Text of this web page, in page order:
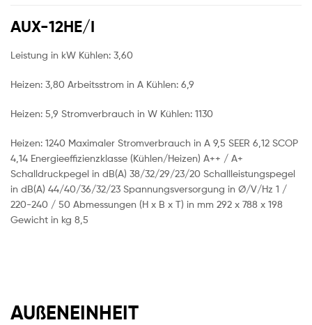
AUX-12HE/I
Leistung in kW Kühlen: 3,60
Heizen: 3,80 Arbeitsstrom in A Kühlen: 6,9
Heizen: 5,9 Stromverbrauch in W Kühlen: 1130
Heizen: 1240 Maximaler Stromverbrauch in A 9,5 SEER 6,12 SCOP
4,14 Energieeffizienzklasse (Kühlen/Heizen) A++ / A+
Schalldruckpegel in dB(A) 38/32/29/23/20 Schallleistungspegel
in dB(A) 44/40/36/32/23 Spannungsversorgung in Ø/V/Hz 1 /
220-240 / 50 Abmessungen (H x B x T) in mm 292 x 788 x 198
Gewicht in kg 8,5
AUßENEINHEIT